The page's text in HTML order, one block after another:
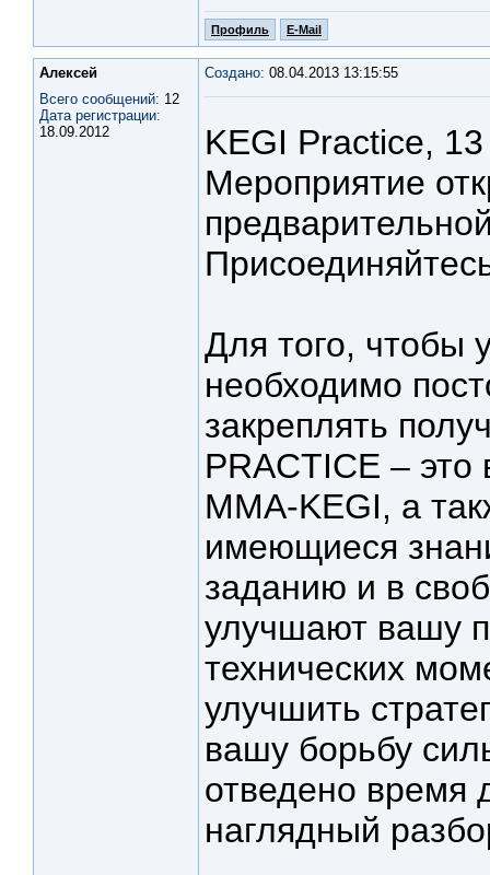
Профиль E-Mail
Алексей
Всего сообщений: 12
Дата регистрации:
18.09.2012
Создано: 08.04.2013 13:15:55
KEGI Practice,
Мероприятие
Для того, чтобы
необходимо
закреплять
PRACTICE – это
MMA-KEGI, а
имеющиеся
заданию и в
улучшают вашу
технических
улучшить
вашу борьбу
отведено время
наглядный